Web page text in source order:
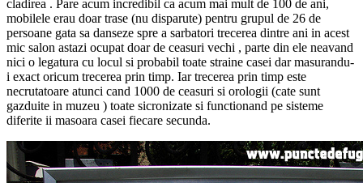
cladirea . Pare acum incredibil ca acum mai mult de 100 de ani,
mobilele erau doar trase (nu disparute) pentru grupul de 26 de
persoane gata sa danseze spre a sarbatori trecerea dintre ani in acest
mic salon astazi ocupat doar de ceasuri vechi , parte din ele neavand
nici o legatura cu locul si probabil toate straine casei dar masurandu-
i exact oricum trecerea prin timp. Iar trecerea prin timp este
necrutatoare atunci cand 1000 de ceasuri si orologii (cate sunt
gazduite in muzeu ) toate sicronizate si functionand pe sisteme
diferite ii masoara casei fiecare secunda.